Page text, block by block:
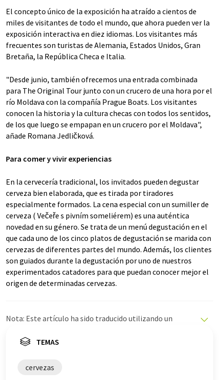
El concepto único de la exposición ha atraído a cientos de
miles de visitantes de todo el mundo, que ahora pueden ver la
exposición interactiva en diez idiomas. Los visitantes más
frecuentes son turistas de Alemania, Estados Unidos, Gran
Bretaña, la República Checa e Italia.
"Desde junio, también ofrecemos una entrada combinada
para The Original Tour junto con un crucero de una hora por el
río Moldava con la compañía Prague Boats. Los visitantes
conocen la historia y la cultura checas con todos los sentidos,
de los que luego se empapan en un crucero por el Moldava",
añade Romana Jedličková.
Para comer y vivir experiencias
En la cervecería tradicional, los invitados pueden degustar
cerveza bien elaborada, que es tirada por tiradores
especialmente formados. La cena especial con un sumiller de
cerveza ( Večeře s pivním someliérem) es una auténtica
novedad en su género. Se trata de un menú degustación en el
que cada uno de los cinco platos de degustación se marida con
cervezas de diferentes partes del mundo. Además, los clientes
son guiados durante la degustación por uno de nuestros
experimentados catadores para que puedan conocer mejor el
origen de determinadas cervezas.
Nota: Este artículo ha sido traducido utilizando un
ofrece estas traducciones automáticas para presentar
TEMAS
cervezas